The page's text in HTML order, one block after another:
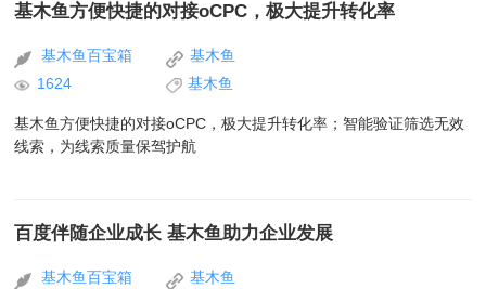
基木鱼方便快捷的对接oCPC，极大提升转化率
基木鱼百宝箱
基木鱼
1624
基木鱼
基木鱼方便快捷的对接oCPC，极大提升转化率；智能验证筛选无效
线索，为线索质量保驾护航
百度伴随企业成长 基木鱼助力企业发展
基木鱼百宝箱 基木鱼